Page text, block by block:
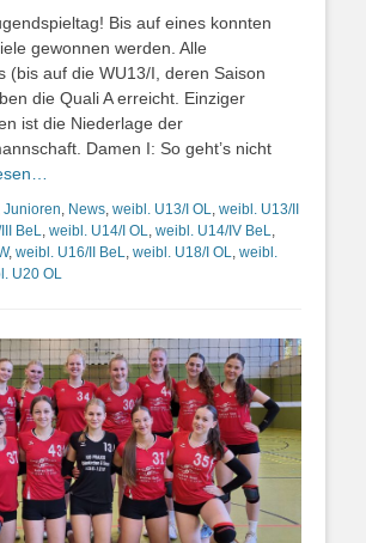
Bis auf eines konnten
gewonnen werden. Alle
(bis auf die WU13/I, deren Saison
die Quali A erreicht. Einziger
ist die Niederlage der
Damen I: So geht’s nicht
Junioren, News, weibl. U13/I OL, weibl. U13/II
BeL, weibl. U14/I OL, weibl. U14/IV BeL,
, weibl. U16/II BeL, weibl. U18/I OL, weibl.
U20 OL